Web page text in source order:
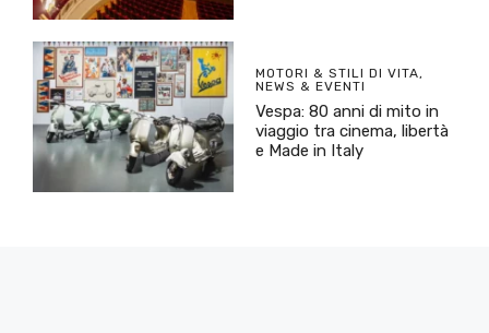
MOTORI & STILI DI VITA,
NEWS & EVENTI
Vespa: 80 anni di mito in
viaggio tra cinema, libertà
e Made in Italy